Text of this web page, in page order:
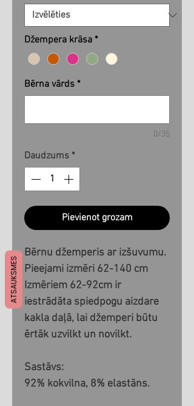
Džempera krāsa *
Bērna vārds *
0/35
Daudzums *
Pievienot grozam
Bērnu džemperis ar izšuvumu.
Pieejami izmēri 62-140 cm
Izmēriem 62-92cm ir
iestrādāta spiedpogu aizdare
kakla daļā, lai džemperi būtu
ērtāk uzvilkt un novilkt.
Sastāvs:
92% kokvilna, 8% elastāns.
ATSAUKSMES